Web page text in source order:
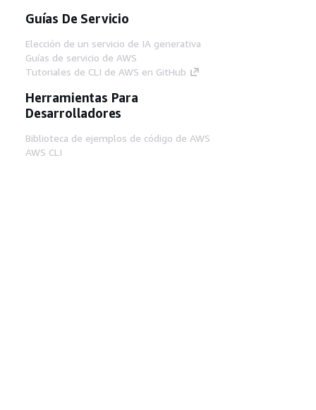
Guías De Servicio
Elección de un servicio de IA generativa
Guías de servicio de AWS
Tutoriales de CLI de AWS en GitHub
Herramientas Para
Desarrolladores
Biblioteca de ejemplos de código de AWS
AWS CLI